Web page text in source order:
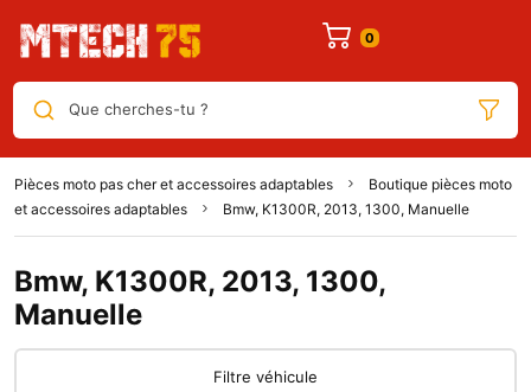
Que cherches-tu ?
Pièces moto pas cher et accessoires adaptables
Boutique pièces moto
et accessoires adaptables
Bmw, K1300R, 2013, 1300, Manuelle
Bmw, K1300R, 2013, 1300,
Manuelle
Filtre véhicule